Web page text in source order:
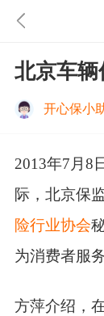
北京车辆
开心保小
2013年7月8
际，北京保
险行业协会
为消费者服
方萍介绍，